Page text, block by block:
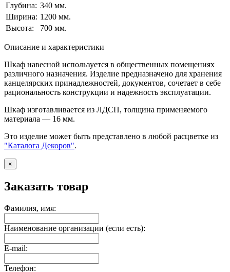
Глубина: 340 мм.
Ширина: 1200 мм.
Высота:
700 мм.
Описание и характеристики
Шкаф навесной используется в общественных помещениях
различного назначения. Изделие предназначено для хранения
канцелярских принадлежностей, документов, сочетает в себе
рациональность конструкции и надежность эксплуатации.
Шкаф изготавливается из ЛДСП, толщина применяемого
материала — 16 мм.
Это изделие может быть представлено в любой расцветке из
"Каталога Декоров".
×
Заказать товар
Фамилия, имя:
Наименование организации (если есть):
E-mail:
Телефон: